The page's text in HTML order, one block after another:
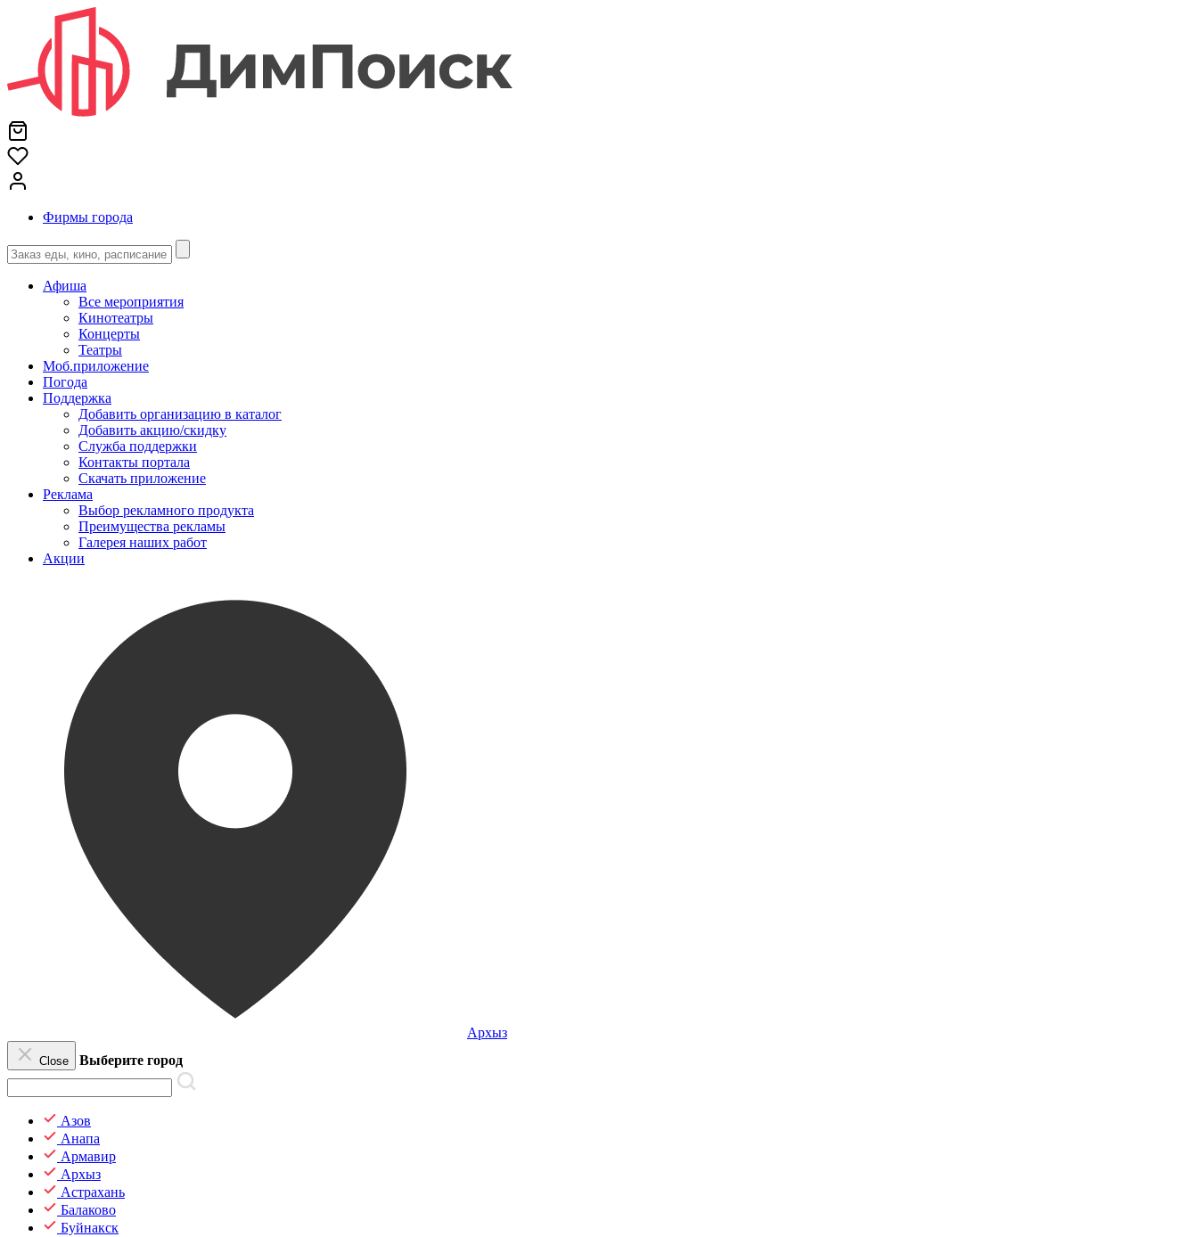
Фирмы города
Афиша
Все мероприятия
Кинотеатры
Концерты
Театры
Моб.приложение
Погода
Поддержка
Добавить организацию в каталог
Добавить акцию/скидку
Служба поддержки
Контакты портала
Скачать приложение
Реклама
Выбор рекламного продукта
Преимущества рекламы
Галерея наших работ
Акции
Архыз
Close Выберите город
Азов
Анапа
Армавир
Архыз
Астрахань
Балаково
Буйнакск